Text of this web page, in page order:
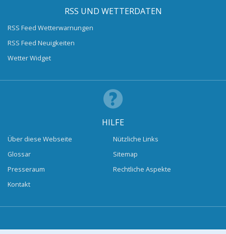
RSS UND WETTERDATEN
RSS Feed Wetterwarnungen
RSS Feed Neuigkeiten
Wetter Widget
HILFE
Über diese Webseite
Glossar
Presseraum
Kontakt
Nützliche Links
Sitemap
Rechtliche Aspekte